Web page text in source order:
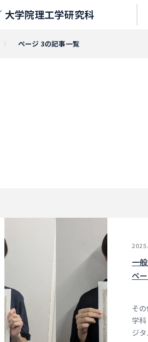
大学院理工学研究科
ページ 3の記事一覧
一
ペ
そ
学
ジ